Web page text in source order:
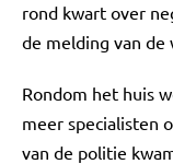
rond kwart over
de melding van de
Rondom het huis
meer specialisten
van de politie